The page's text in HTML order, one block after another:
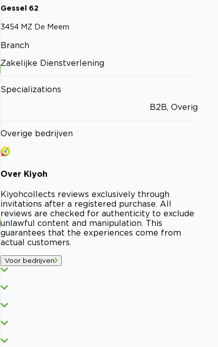
Gessel 62
3454 MZ De Meern
Branch
Zakelijke Dienstverlening
Specializations
B2B, Overig
Overige bedrijven
Over Kiyoh
Kiyohcollects reviews exclusively through
invitations after a registered purchase. All
reviews are checked for authenticity to exclude
unlawful content and manipulation. This
guarantees that the experiences come from
actual customers.
Voor bedrijven